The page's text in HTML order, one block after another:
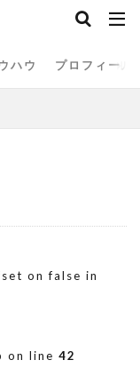
ハウ プロフィール
on false in
on line 42
ネット通販